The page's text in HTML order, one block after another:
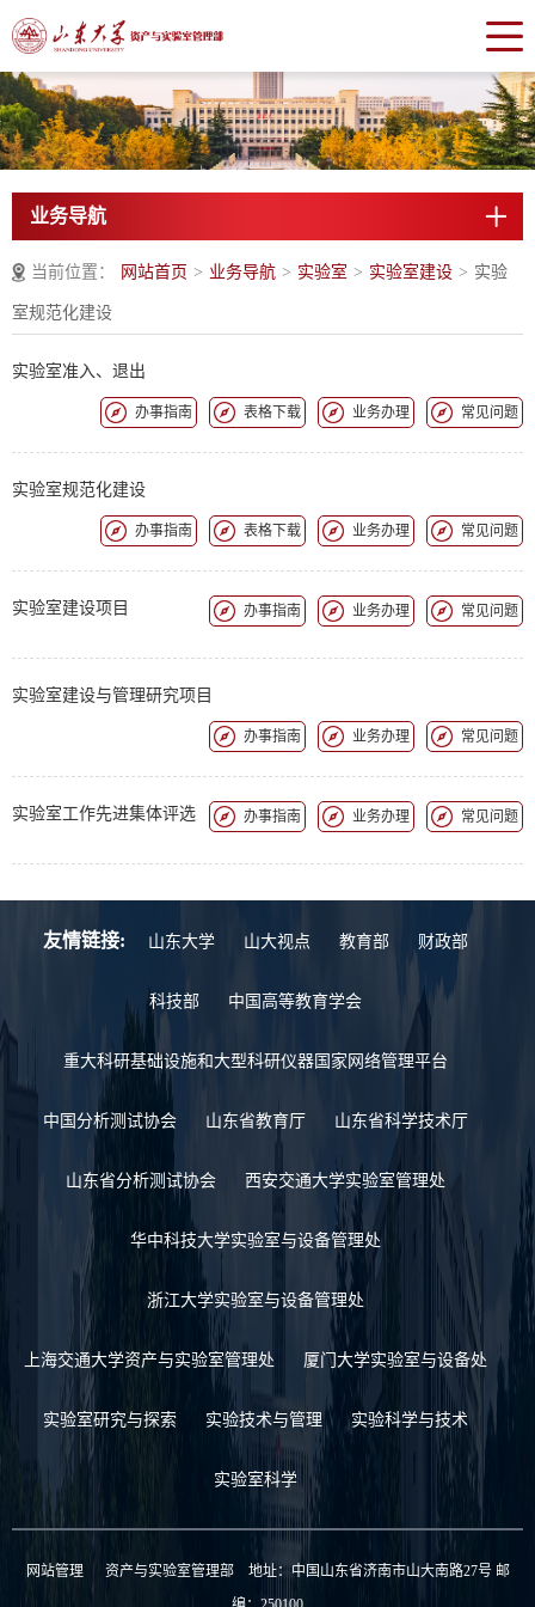
业务导航
当前位置： 网站首页 > 业务导航 > 实验室 > 实验室建设 > 实验
室规范化建设
实验室准入、退出
办事指南 表格下载 业务办理 常见问题
实验室规范化建设
办事指南 表格下载 业务办理 常见问题
实验室建设项目 办事指南 业务办理 常见问题
实验室建设与管理研究项目
办事指南 业务办理 常见问题
实验室工作先进集体评选 办事指南 业务办理 常见问题
友情链接: 山东大学 山大视点 教育部 财政部
科技部 中国高等教育学会
重大科研基础设施和大型科研仪器国家网络管理平台
中国分析测试协会 山东省教育厅 山东省科学技术厅
山东省分析测试协会 西安交通大学实验室管理处
华中科技大学实验室与设备管理处
浙江大学实验室与设备管理处
上海交通大学资产与实验室管理处 厦门大学实验室与设备处
实验室研究与探索 实验技术与管理 实验科学与技术
实验室科学
网站管理资产与实验室管理部 地址：中国山东省济南市山大南路27号 邮